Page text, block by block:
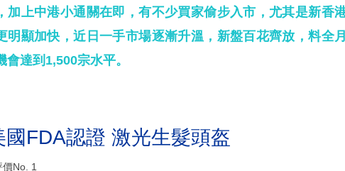
加上中港小通關在即，有不少買家偷步入市，尤其是新香
明顯加快，近日一手市場逐漸升溫，新盤百花齊放，料全
會達到1,500宗水平。
國FDA認證 激光生髮頭盔
No. 1